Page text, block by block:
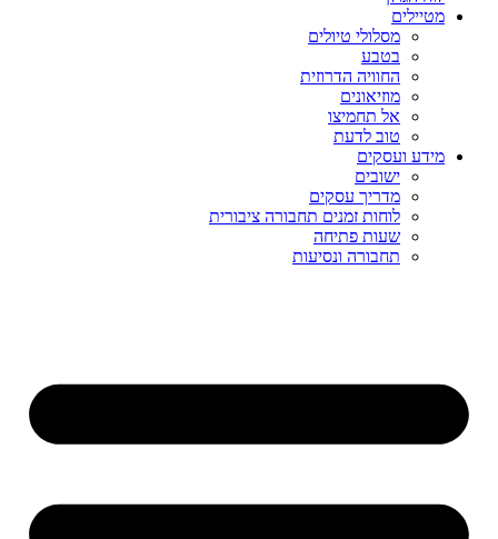
מטיילים
מסלולי טיולים
בטבע
החוויה הדרוזית
מוזיאונים
אל תחמיצו
טוב לדעת
מידע ועסקים
ישובים
מדריך עסקים
לוחות זמנים תחבורה ציבורית
שעות פתיחה
תחבורה ונסיעות